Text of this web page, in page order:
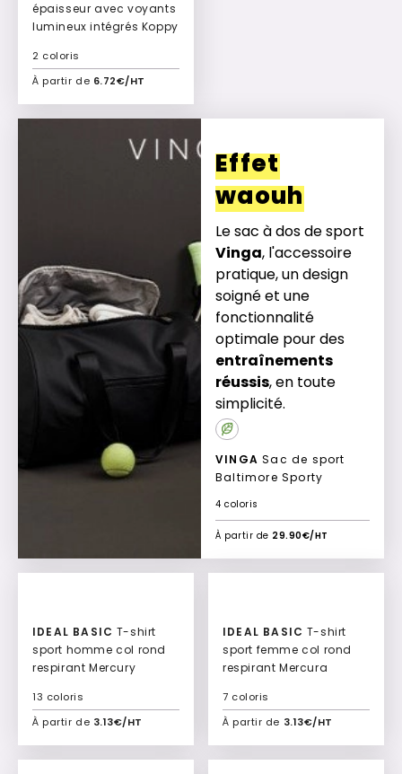
épaisseur avec voyants
lumineux intégrés Koppy
À partir de 6.72€/HT
2 coloris
Ajouter à mon devis
Effet
waouh
Le sac à dos de sport
Vinga, l'accessoire
pratique, un design
soigné et une
fonctionnalité
optimale pour des
entraînements
réussis, en toute
simplicité.
VINGASac de sport
Baltimore Sporty
À partir de 29.90€/HT
4 coloris
IDEAL BASIC
sport homme col rond
respirant Mercury
À partir de 3.13€/HT
13 coloris
Ajouter à mon devis
IDEAL BASIC
sport femme col rond
respirant Mercura
À partir de 3.13€/HT
7 coloris
Ajouter à mon devis